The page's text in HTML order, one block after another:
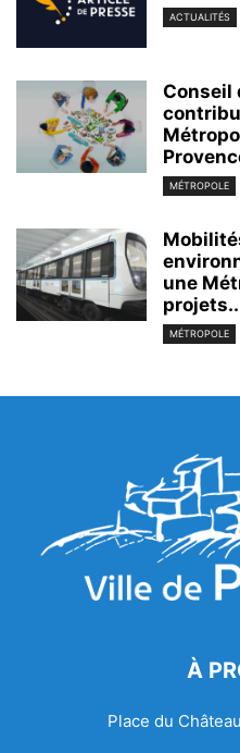
ACTUALITÉS
Conseil
MÉTROPOLE
une
MÉTROPOLE
À
Place du